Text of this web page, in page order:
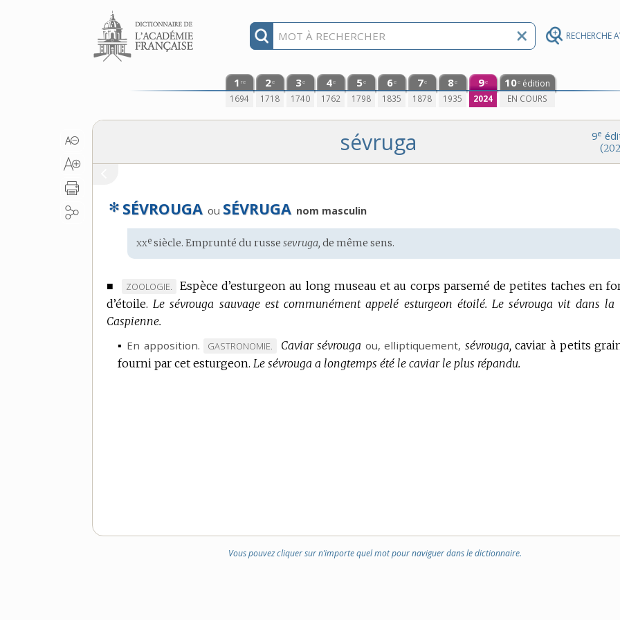
RECHERCHE
Aller au contenu
1 re
1694
2e
1718
3e
1740
4e
1762
5e
1798
6e
1835
7e
1878
8e
1935
9e
2024
10e édition
EN COURS
9e
sévruga
✻ SÉVROUGA ou SÉVRUGA nom masculin
Étymologie
:
xxe siècle. Emprunté durusse sevruga, de même sens.
■
MARQUE
DE
DOMAINE
ZOOLOGIE.
Espèce d’esturgeon au long museau et au corps parsemé de petites taches en
d’étoile. Le sévrouga sauvage est communément appelé esturgeon étoilé. Le sévrouga vit dans la
Caspienne.
▪ En apposition.
MARQUE
DE
GASTRONOMIE. Caviar sévrouga ou,elliptiquement, sévrouga, caviar à petits
fourni par cet esturgeon. Le sévrouga a longtemps été le caviar le plus répandu.
Vous pouvez cliquer sur n’importe quel mot pour naviguer dans le dictionnaire.